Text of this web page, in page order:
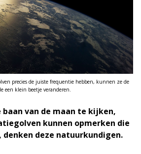
precies de juiste frequentie hebben, kunnen ze de
een klein beetje veranderen.
baan van de maan te kijken,
kunnen opmerken die
denken deze natuurkundigen.